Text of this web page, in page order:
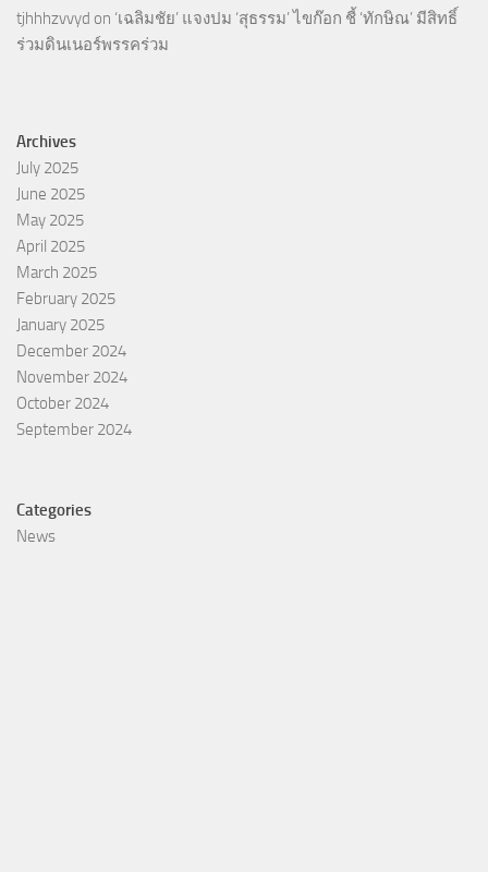
tjhhhzvvyd on ‘เฉลิมชัย’ แจงปม ‘สุธรรม’ ไขก๊อก ชี้ ‘ทักษิณ’ มีสิทธิ์
ร่วมดินเนอร์พรรคร่วม
Archives
July 2025
June 2025
May 2025
April 2025
March 2025
February 2025
January 2025
December 2024
November 2024
October 2024
September 2024
Categories
News